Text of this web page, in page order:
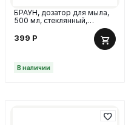
БРАУН, дозатор для мыла,
500 мл, стеклянный,
399 Р
В наличии